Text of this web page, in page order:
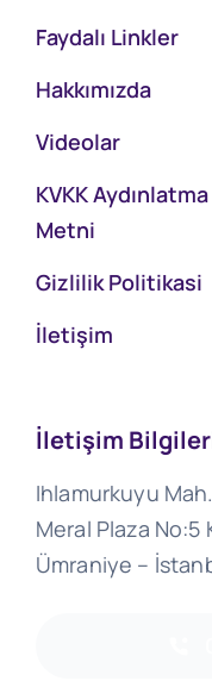
Faydalı Linkler
Hakkımızda
Videolar
KVKK Aydınlatma
Metni
Gizlilik Politikasi
İletişim
İletişim
Ihlamurkuyu
Meral Plaza No:5
Ümraniye –